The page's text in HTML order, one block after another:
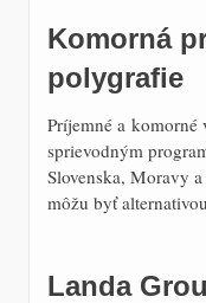
Komorná
polygrafie
Príjemné a komorné
sprievodným
Slovenska, Moravy
môžu byť
Landa